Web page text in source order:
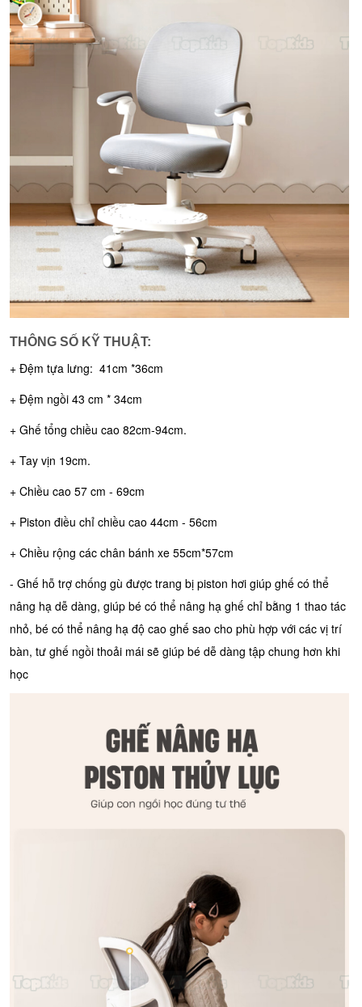
THÔNG SỐ KỸ THUẬT:
+ Đệm tựa lưng: 41cm *36cm
+ Đệm ngồi 43 cm * 34cm
+ Ghế tổng chiều cao 82cm-94cm.
+ Tay vịn 19cm.
+ Chiều cao 57 cm - 69cm
+ Piston điều chỉ chiều cao 44cm - 56cm
+ Chiều rộng các chân bánh xe 55cm*57cm
- Ghế hỗ trợ chống gù được trang bị piston hơi giúp ghế có thể
nâng hạ dễ dàng, giúp bé có thể nâng hạ ghế chỉ bằng 1 thao tác
nhỏ, bé có thể nâng hạ độ cao ghế sao cho phù hợp với các vị trí
bàn, tư ghế ngồi thoải mái sẽ giúp bé dễ dàng tập chung hơn khi
học